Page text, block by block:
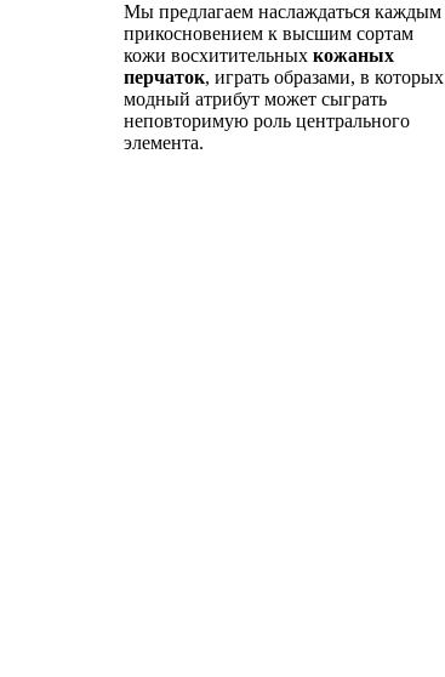
Мы предлагаем наслаждаться каждым
прикосновением к высшим сортам
кожи восхитительных кожаных
перчаток, играть образами, в которых
модный атрибут может сыграть
неповторимую роль центрального
элемента.